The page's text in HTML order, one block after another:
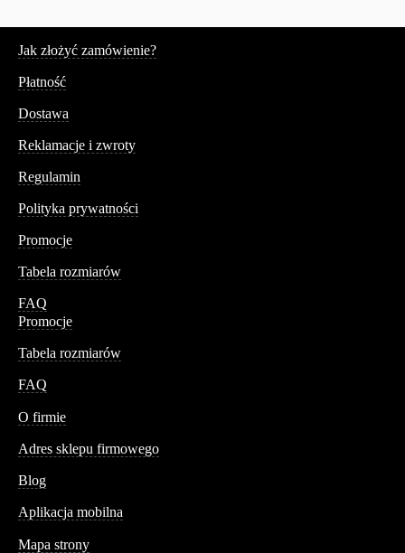
Jak złożyć zamówienie?
Płatność
Dostawa
Reklamacje i zwroty
Regulamin
Polityka prywatności
Promocje
Tabela rozmiarów
FAQ
Promocje
Tabela rozmiarów
FAQ
O firmie
Adres sklepu firmowego
Blog
Aplikacja mobilna
Mapa strony